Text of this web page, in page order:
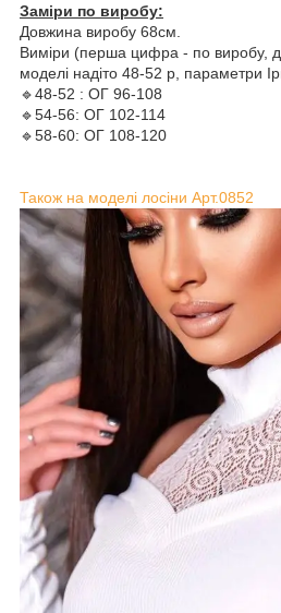
Заміри по виробу:
Довжина виробу 68см.
Виміри (перша цифра - по виробу,
моделі надіто 48-52 р, параметри
🔹48-52 : ОГ 96-108
🔹54-56: ОГ 102-114
🔹58-60: ОГ 108-120
Також на моделі лосіни Арт.0852